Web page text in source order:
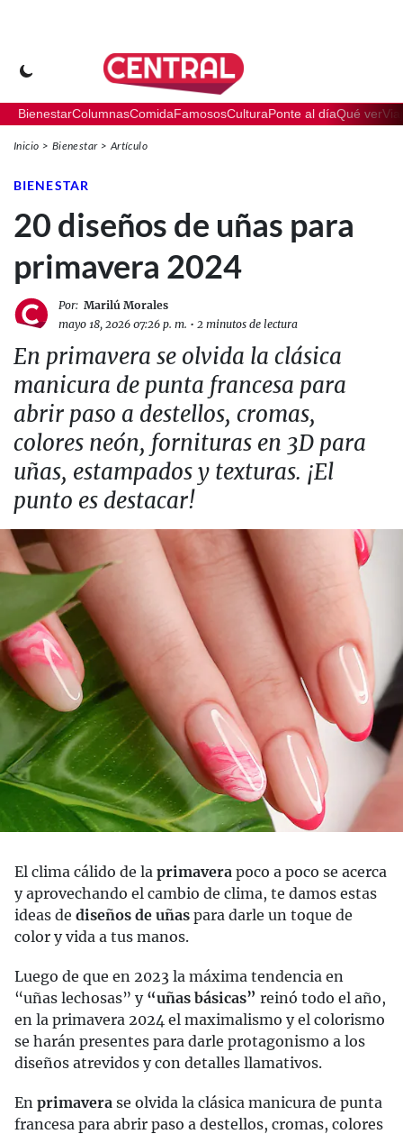
BienestarColumnasComidaFamososCulturaPonte al díaQué ver
Inicio Bienestar Artículo
BIENESTAR
20 diseños de uñas para
primavera 2024
Por: Marilú Morales
mayo 18, 2026 07:26 p. m. • 2 minutos de lectura
En primavera se olvida la clásica
manicura de punta francesa para
abrir paso a destellos, cromas,
colores neón, fornituras en 3D para
uñas, estampados y texturas. ¡El
punto es destacar!
El clima cálido de la primavera poco a poco se acerca
y aprovechando el cambio de clima, te damos estas
ideas de diseños de uñas para darle un toque de
color y vida a tus manos.
Luego de que en 2023 la máxima tendencia en
“uñas lechosas” y “uñas básicas” reinó todo el año,
en la primavera 2024 el maximalismo y el colorismo
se harán presentes para darle protagonismo a los
diseños atrevidos y con detalles llamativos.
En primavera se olvida la clásica manicura de punta
francesa para abrir paso a destellos, cromas, colores